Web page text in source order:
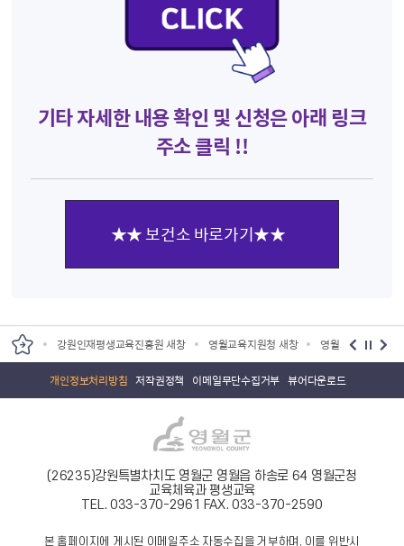
기타 자세한 내용 확인 및 신청은 아래 링크
주소 클릭 !!
★★ 보건소 바로가기★★
새창 강원인재평생교육진흥원 새창 영월교육지원청 새창 영월교육도서관 새
개인정보처리방침 저작권정책 이메일무단수집거부 뷰어다운로드
(26235)강원특별차치도 영월군 영월읍 하송로 64 영월군청
교육체육과 평생교육
TEL. 033-370-2961 FAX. 033-370-2590
본 홈페이지에 게시된 이메일주소 자동수집을 거부하며, 이를 위반시